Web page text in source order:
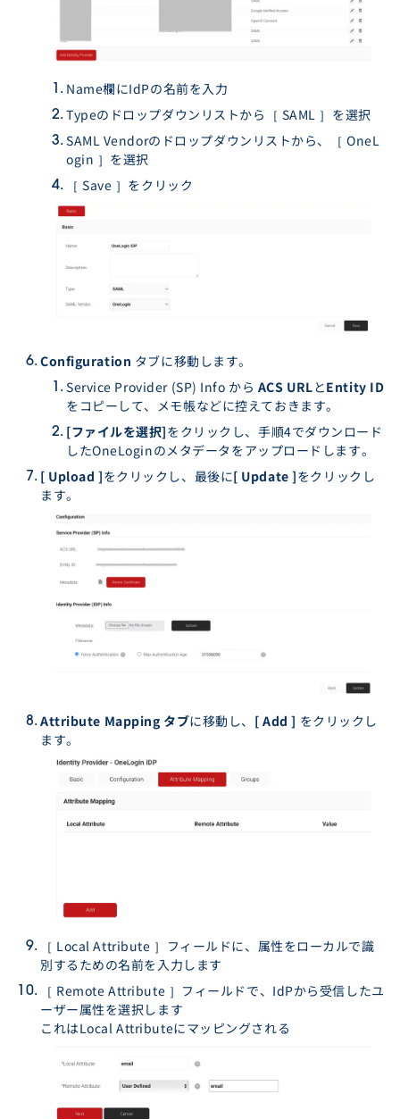
Name欄にIdPの名前を入力
Typeのドロップダウンリストから［ SAML ］を選択
SAML Vendorのドロップダウンリストから、［ OneL
ogin ］を選択
［ Save ］をクリック
Configuration タブに移動します。
Service Provider (SP) Info から ACS URLとEntity ID
をコピーして、メモ帳などに控えておきます。
[ファイルを選択]をクリックし、手順4でダウンロード
したOneLoginのメタデータをアップロードします。
[ Upload ]をクリックし、最後に[ Update ]をクリックし
ます。
Attribute Mapping タブに移動し、 [ Add ] をクリックし
ます。
［ Local Attribute ］フィールドに、属性をローカルで識
別するための名前を入力します
［ Remote Attribute ］フィールドで、IdPから受信したユ
ーザー属性を選択します
これはLocal Attributeにマッピングされる